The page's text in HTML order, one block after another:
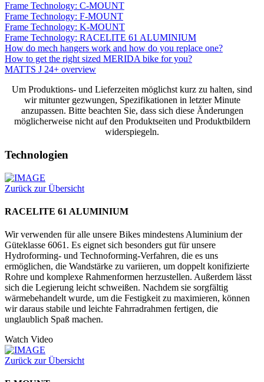
Frame Technology: C-MOUNT
Frame Technology: F-MOUNT
Frame Technology: K-MOUNT
Frame Technology: RACELITE 61 ALUMINIUM
How do mech hangers work and how do you replace one?
How to get the right sized MERIDA bike for you?
MATTS J 24+ overview
Um Produktions- und Lieferzeiten möglichst kurz zu halten, sind
wir mitunter gezwungen, Spezifikationen in letzter Minute
anzupassen. Bitte beachten Sie, dass sich diese Änderungen
möglicherweise nicht auf den Produktseiten und Produktbildern
widerspiegeln.
Technologien
Zurück zur Übersicht
RACELITE 61 ALUMINIUM
Wir verwenden für alle unsere Bikes mindestens Aluminium der
Güteklasse 6061. Es eignet sich besonders gut für unsere
Hydroforming- und Technoforming-Verfahren, die es uns
ermöglichen, die Wandstärke zu variieren, um doppelt konifizierte
Rohre und komplexe Rahmenformen herzustellen. Außerdem lässt
sich die Legierung leicht schweißen. Nachdem sie sorgfältig
wärmebehandelt wurde, um die Festigkeit zu maximieren, können
wir daraus stabile und leichte Fahrradrahmen fertigen, die
unglaublich Spaß machen.
Watch Video
Zurück zur Übersicht